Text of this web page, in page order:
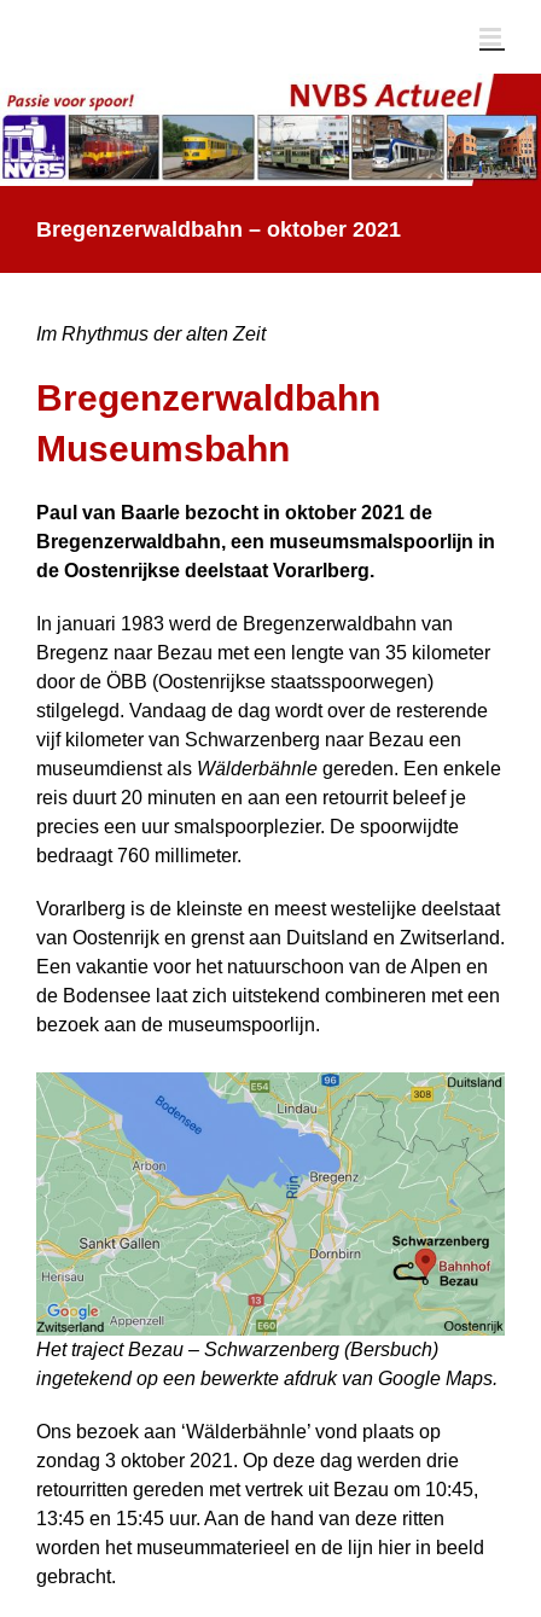
Bregenzerwaldbahn – oktober 2021
Im Rhythmus der alten Zeit
Bregenzerwaldbahn
Museumsbahn
Paul van Baarle bezocht in oktober 2021 de
Bregenzerwaldbahn, een museumsmalspoorlijn in
de Oostenrijkse deelstaat Vorarlberg.
In januari 1983 werd de Bregenzerwaldbahn van
Bregenz naar Bezau met een lengte van 35 kilometer
door de ÖBB (Oostenrijkse staatsspoorwegen)
stilgelegd. Vandaag de dag wordt over de resterende
vijf kilometer van Schwarzenberg naar Bezau een
museumdienst als Wälderbähnle gereden. Een enkele
reis duurt 20 minuten en aan een retourrit beleef je
precies een uur smalspoorplezier. De spoorwijdte
bedraagt 760 millimeter.
Vorarlberg is de kleinste en meest westelijke deelstaat
van Oostenrijk en grenst aan Duitsland en Zwitserland.
Een vakantie voor het natuurschoon van de Alpen en
de Bodensee laat zich uitstekend combineren met een
bezoek aan de museum­spoorlijn.
Het traject Bezau – Schwarzenberg (Bersbuch)
ingetekend op een bewerkte afdruk van Google Maps.
Ons bezoek aan ‘Wälderbähnle’ vond plaats op
zondag 3 oktober 2021. Op deze dag werden drie
retourritten gereden met vertrek uit Bezau om 10:45,
13:45 en 15:45 uur. Aan de hand van deze ritten
worden het museummaterieel en de lijn hier in beeld
gebracht.